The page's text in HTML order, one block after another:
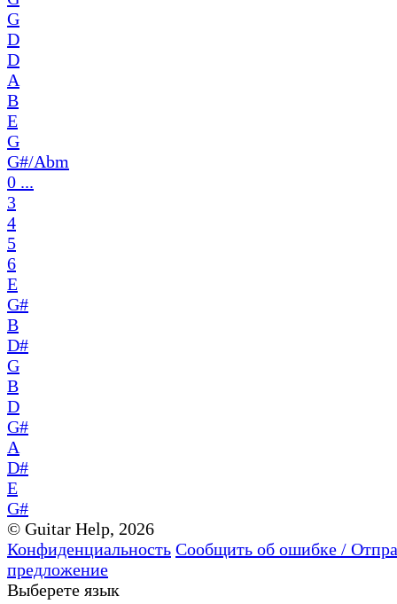
G
D
D
A
B
E
G
G#/Abm
0 ...
3
4
5
6
E
G#
B
D#
G
B
D
G#
A
D#
E
G#
© Guitar Help, 2026
Конфиденциальность Сообщить об ошибке /
предложение
Выберете язык